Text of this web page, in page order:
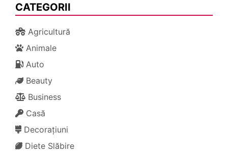
CATEGORII
Agricultură
Animale
Auto
Beauty
Business
Casă
Decorațiuni
Diete Slăbire